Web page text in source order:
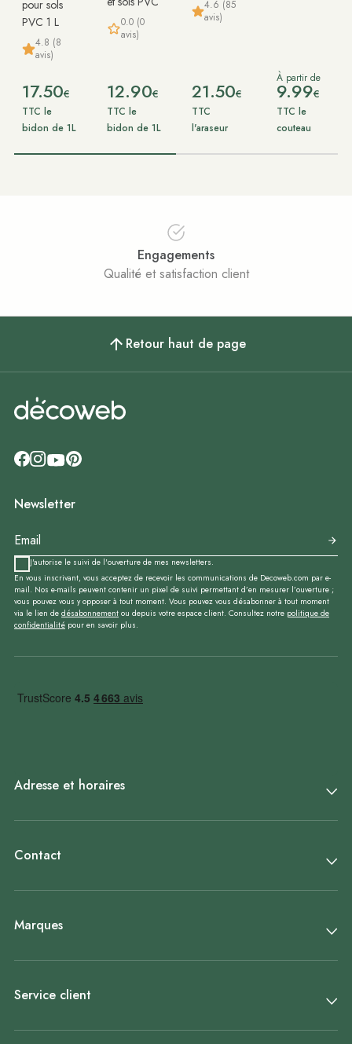
pour sols
PVC 1 L
4.8 (8
avis)
17.50€
TTC le
bidon de 1L
0.0 (0
avis)
12.90€
TTC le
bidon de 1L
4.6 (85
avis)
21.50€
TTC
l'araseur
À partir de
9.99€
TTC le
couteau
Engagements
Qualité et satisfaction client
Retour haut de page
Newsletter
J'autorise le suivi de l'ouverture de mes newsletters.
En vous inscrivant, vous acceptez de recevoir les communications de Decoweb.com par e-
mail. Nos e-mails peuvent contenir un pixel de suivi permettant d’en mesurer l’ouverture ;
vous pouvez vous y opposer à tout moment. Vous pouvez vous désabonner à tout moment
via le lien de désabonnement ou depuis votre espace client. Consultez notre politique de
confidentialité pour en savoir plus.
Adresse et horaires
Contact
Marques
Service client